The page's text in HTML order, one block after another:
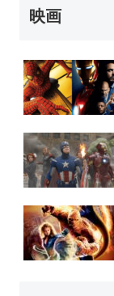
映画